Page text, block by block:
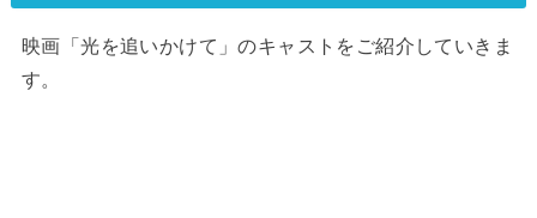
映画「光を追いかけて」のキャストをご紹介していきま
す。